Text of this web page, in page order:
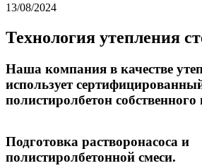
13/08/2024
Технология утепления
Наша компания в качестве
использует
полистиролбетон собственного
Подготовка растворонасоса и
полистиролбетонной смеси.